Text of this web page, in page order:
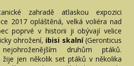
zahradě atlaskou expozici
2017 opláštěná, velká voliéra nad
poprvé v historii ji obývají velice
ohrožení, ibisi skalní(Geronticus
druhům ptáků.
žije jen několik set ptáků v několika